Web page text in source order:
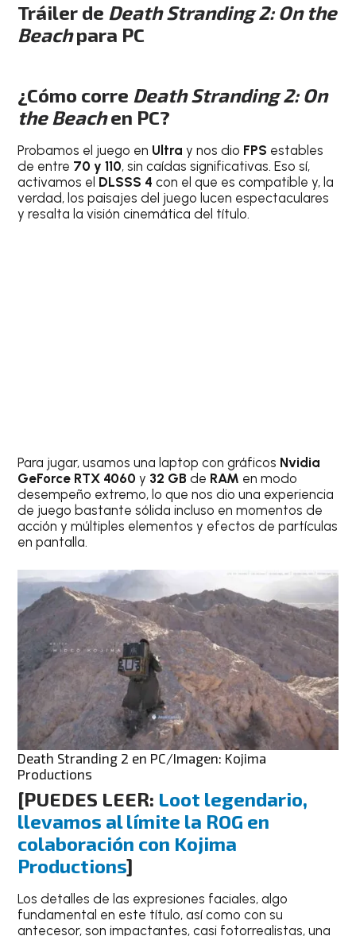
Tráiler de Death Stranding 2: On the
Beachpara PC
¿Cómo corre Death Stranding 2: On
the Beachen PC?
Probamos el juego en Ultra y nos dio FPS estables
de entre 70 y 110, sin caídas significativas. Eso sí,
activamos el DLSSS 4 con el que es compatible y, la
verdad, los paisajes del juego lucen espectaculares
y resalta la visión cinemática del título.
Para jugar, usamos una laptop con gráficos Nvidia
GeForce RTX 4060 y 32 GB de RAM en modo
desempeño extremo, lo que nos dio una experiencia
de juego bastante sólida incluso en momentos de
acción y múltiples elementos y efectos de partículas
en pantalla.
Death Stranding 2 en PC/Imagen: Kojima
Productions
[PUEDES LEER: Loot legendario,
llevamos al límite la ROG en
colaboración con Kojima
Productions]
Los detalles de las expresiones faciales, algo
fundamental en este título, así como con su
antecesor, son impactantes, casi fotorrealistas, una